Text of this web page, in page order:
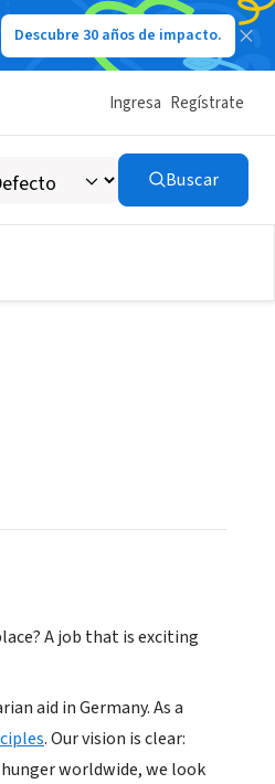
Descubre 30 años de impacto.
Ingresa Regístrate
Buscar
A job that is exciting
aid in Germany. As a
. Our vision is clear:
worldwide, we look